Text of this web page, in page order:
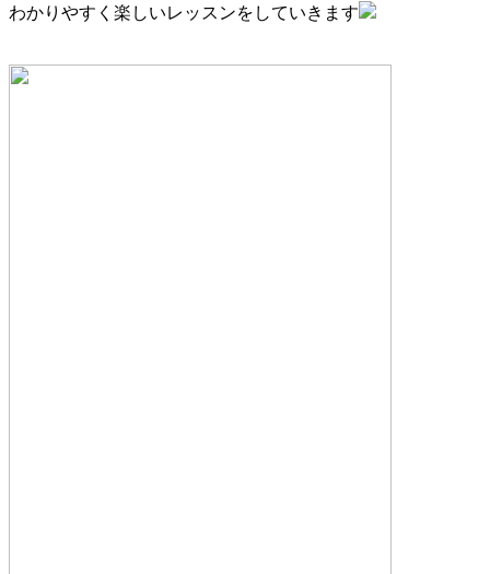
わかりやすく楽しいレッスンをしていきます